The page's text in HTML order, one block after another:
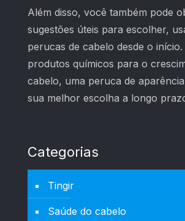
Além disso, você também pode
sugestões úteis para escolher,
perucas de cabelo desde o início.
produtos químicos para o
cabelo, uma peruca de
sua melhor escolha a longo
Categorias
Tingir
Saúde do cabelo